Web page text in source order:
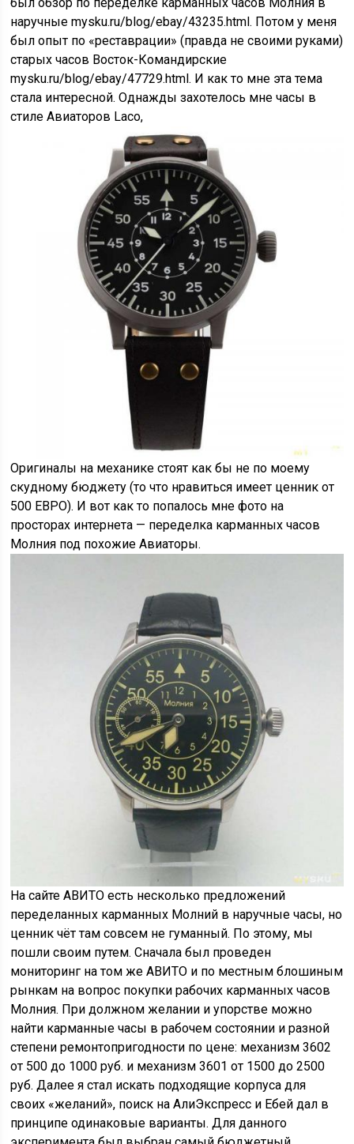
наручные mysku.ru/blog/ebay/43235.html. Потом у меня
был опыт по «реставрации» (правда не своими руками)
старых часов Восток-Командирские
mysku.ru/blog/ebay/47729.html. И как то мне эта тема
стала интересной. Однажды захотелось мне часы в
стиле Авиаторов Laco,
Оригиналы на механике стоят как бы не по моему
скудному бюджету (то что нравиться имеет ценник от
500 ЕВРО). И вот как то попалось мне фото на
просторах интернета — переделка карманных часов
Молния под похожие Авиаторы.
На сайте АВИТО есть несколько предложений
переделанных карманных Молний в наручные часы, но
ценник чёт там совсем не гуманный. По этому, мы
пошли своим путем. Сначала был проведен
мониторинг на том же АВИТО и по местным блошиным
рынкам на вопрос покупки рабочих карманных часов
Молния. При должном желании и упорстве можно
найти карманные часы в рабочем состоянии и разной
степени ремонтопригодности по цене: механизм 3602
от 500 до 1000 руб. и механизм 3601 от 1500 до 2500
руб. Далее я стал искать подходящие корпуса для
своих «желаний», поиск на АлиЭкспресс и Ебей дал в
принципе одинаковые варианты. Для данного